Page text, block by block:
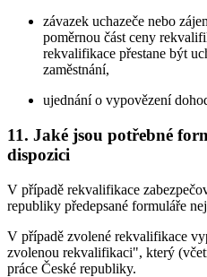
závazek uchazeče nebo
poměrnou část ceny
rekvalifikace přestane být
zaměstnání,
ujednání o vypovězení
11. Jaké jsou potřebné
dispozici
V případě rekvalifikace
republiky předepsané formuláře
V případě zvolené rekvalifikace
zvolenou rekvalifikaci", který
práce České republiky.